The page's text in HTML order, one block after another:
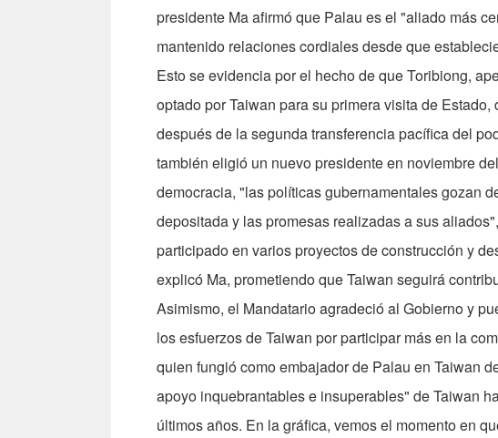
presidente Ma afirmó que Palau es el "aliado más
mantenido relaciones cordiales desde que
Esto se evidencia por el hecho de que Toribiong,
optado por Taiwan para su primera visita de
después de la segunda transferencia pacífica del
también eligió un nuevo presidente en noviembre
democracia, "las políticas gubernamentales gozan
depositada y las promesas realizadas a sus
participado en varios proyectos de construcción y
explicó Ma, prometiendo que Taiwan seguirá
Asimismo, el Mandatario agradeció al Gobierno y
los esfuerzos de Taiwan por participar más en la
quien fungió como embajador de Palau en Taiwan
apoyo inquebrantables e insuperables" de Taiwan
últimos años. En la gráfica, vemos el momento en